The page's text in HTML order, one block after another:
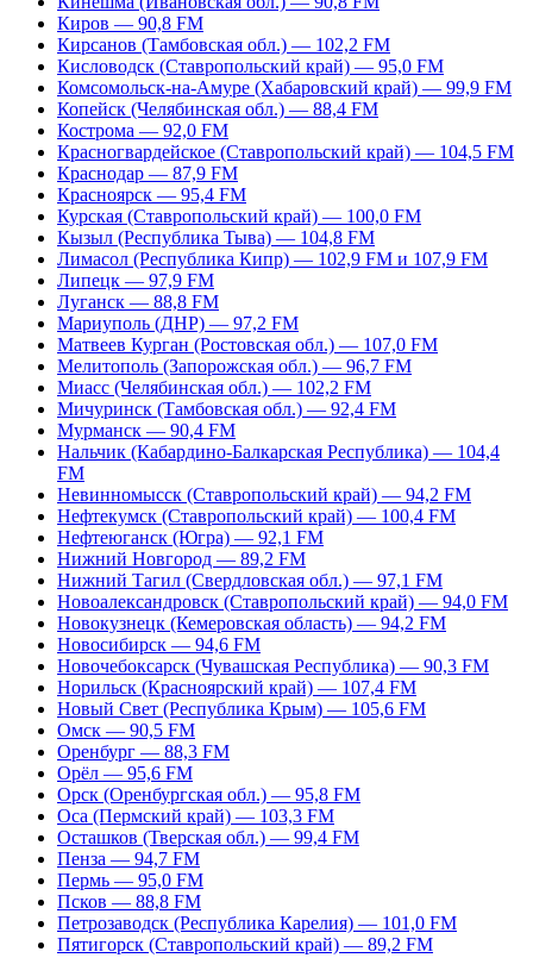
Киров — 90,8 FM
Кирсанов (Тамбовская обл.) — 102,2 FM
Кисловодск (Ставропольский край) — 95,0 FM
Комсомольск-на-Амуре (Хабаровский край) — 99,9 FM
Копейск (Челябинская обл.) — 88,4 FM
Кострома — 92,0 FM
Красногвардейское (Ставропольский край) — 104,5 FM
Краснодар — 87,9 FM
Красноярск — 95,4 FM
Курская (Ставропольский край) — 100,0 FM
Кызыл (Республика Тыва) — 104,8 FM
Лимасол (Республика Кипр) — 102,9 FM и 107,9 FM
Липецк — 97,9 FM
Луганск — 88,8 FM
Мариуполь (ДНР) — 97,2 FM
Матвеев Курган (Ростовская обл.) — 107,0 FM
Мелитополь (Запорожская обл.) — 96,7 FM
Миасс (Челябинская обл.) — 102,2 FM
Мичуринск (Тамбовская обл.) — 92,4 FM
Мурманск — 90,4 FM
Нальчик (Кабардино-Балкарская Республика) — 104,4
FM
Невинномысск (Ставропольский край) — 94,2 FM
Нефтекумск (Ставропольский край) — 100,4 FM
Нефтеюганск (Югра) — 92,1 FM
Нижний Новгород — 89,2 FM
Нижний Тагил (Свердловская обл.) — 97,1 FM
Новоалександровск (Ставропольский край) — 94,0 FM
Новокузнецк (Кемеровская область) — 94,2 FM
Новосибирск — 94,6 FM
Новочебоксарск (Чувашская Республика) — 90,3 FM
Норильск (Красноярский край) — 107,4 FM
Новый Свет (Республика Крым) — 105,6 FM
Омск — 90,5 FM
Оренбург — 88,3 FM
Орёл — 95,6 FM
Орск (Оренбургская обл.) — 95,8 FM
Оса (Пермский край) — 103,3 FM
Осташков (Тверская обл.) — 99,4 FM
Пенза — 94,7 FM
Пермь — 95,0 FM
Псков — 88,8 FM
Петрозаводск (Республика Карелия) — 101,0 FM
Пятигорск (Ставропольский край) — 89,2 FM